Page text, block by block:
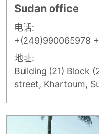
Sudan office
电话:
+(249)990065978
地址:
Building (21) Block
street, Khartoum,